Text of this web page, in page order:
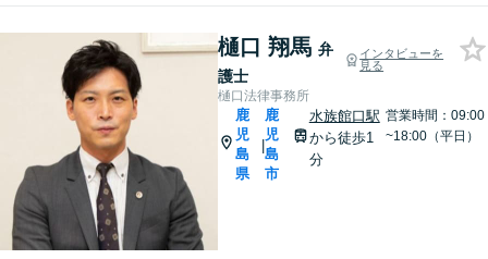
樋口 翔馬 弁
護士
インタビューを
見る
樋口法律事務所
鹿
児
島
県
|
鹿
児
島
市
水族館口駅
から徒歩1
分
営業時間：09:00
~18:00（平日）